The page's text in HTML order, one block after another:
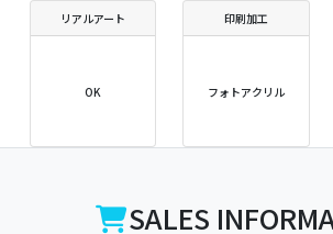
リアルアート
OK
印刷加工
フォトアクリル
SALES